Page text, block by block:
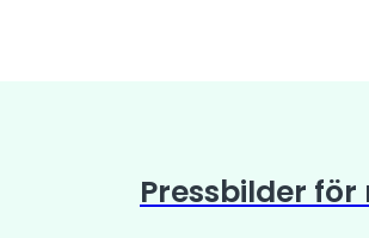
Pressbilder